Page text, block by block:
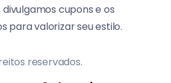
cupons e os
para valorizar seu estilo.
reservados.